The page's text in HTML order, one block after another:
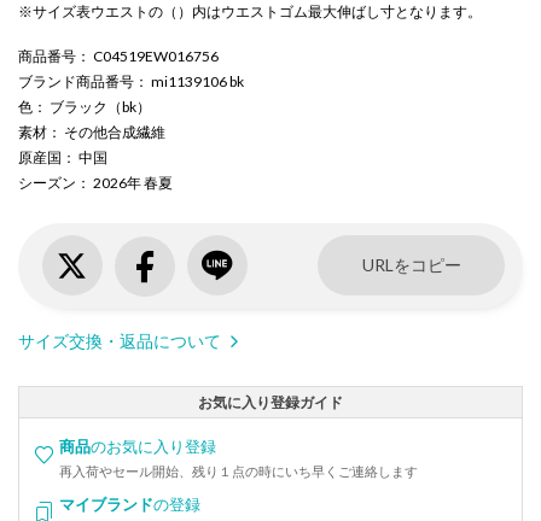
※サイズ表ウエストの（）内はウエストゴム最大伸ばし寸となります。
商品番号 ： C04519EW016756
ブランド商品番号 ： mi1139106 bk
色 ： ブラック（bk）
素材 ： その他合成繊維
原産国 ： 中国
シーズン ： 2026年 春夏
URLをコピー
サイズ交換・返品について
お気に入り登録ガイド
商品のお気に入り登録
再入荷やセール開始、残り１点の時にいち早くご連絡します
マイブランドの登録